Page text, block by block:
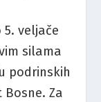
veljače
silama
podrinskih
Za